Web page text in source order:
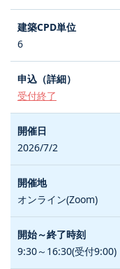
6
受付終了
2026/7/2
オンライン(Zoom)
9:30～16:30(受付9:00)